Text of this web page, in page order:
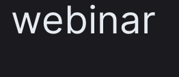
webinar